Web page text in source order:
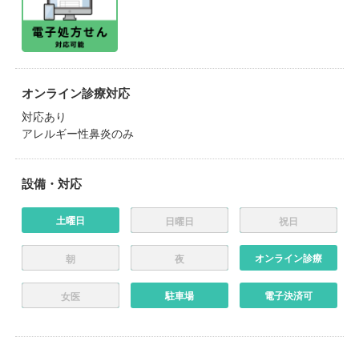
オンライン診療対応
対応あり
アレルギー性鼻炎のみ
設備・対応
土曜日 日曜日 祝日
朝 夜 オンライン診療
女医 駐車場 電子決済可